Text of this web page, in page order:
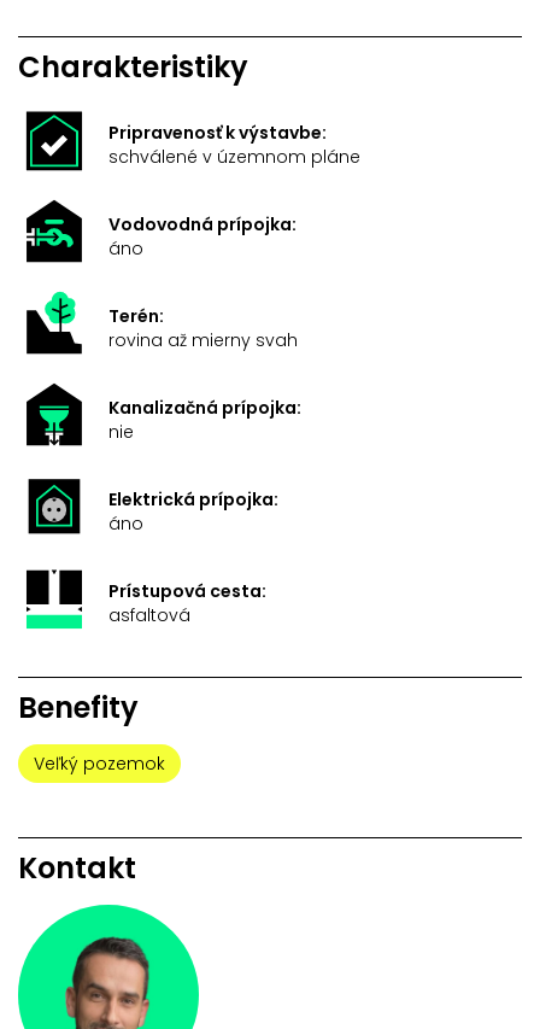
Charakteristiky
Pripravenosť k výstavbe:
schválené v územnom pláne
Vodovodná prípojka:
áno
Terén:
rovina až mierny svah
Kanalizačná prípojka:
nie
Elektrická prípojka:
áno
Prístupová cesta:
asfaltová
Benefity
Veľký pozemok
Kontakt